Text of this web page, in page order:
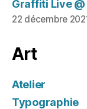
Graffiti Live
22 décembre
Art
Atelier
Typographie